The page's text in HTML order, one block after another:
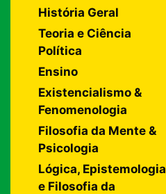
História Geral
Teoria e Ciência
Política
Ensino
Existencialismo &
Fenomenologia
Filosofia da Mente &
Psicologia
Lógica, Epistemologia
e Filosofia da